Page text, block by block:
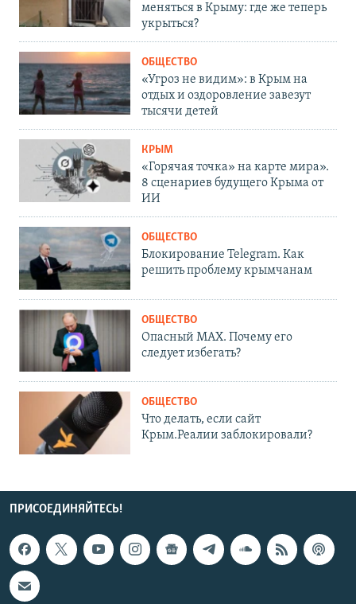
меняться в Крыму: где же теперь
укрыться?
ОБЩЕСТВО
«Угроз не видим»: в Крым на
отдых и оздоровление завезут
тысячи детей
КРЫМ
«Горячая точка» на карте мира».
8 сценариев будущего Крыма от
ИИ
ОБЩЕСТВО
Блокирование Telegram. Как
решить проблему крымчанам
ОБЩЕСТВО
Опасный MAX. Почему его
следует избегать?
ОБЩЕСТВО
Что делать, если сайт
Крым.Реалии заблокировали?
ПРИСОЕДИНЯЙТЕСЬ!